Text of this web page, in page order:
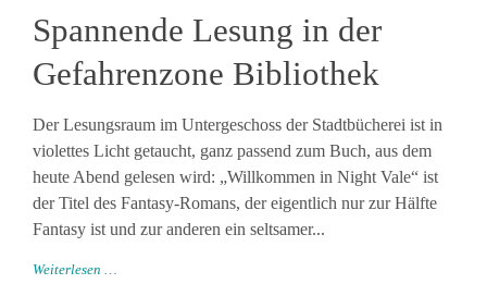
Spannende Lesung in der
Gefahrenzone Bibliothek
Der Lesungsraum im Untergeschoss der Stadtbücherei ist in
violettes Licht getaucht, ganz passend zum Buch, aus dem
heute Abend gelesen wird: „Willkommen in Night Vale“ ist
der Titel des Fantasy-Romans, der eigentlich nur zur Hälfte
Fantasy ist und zur anderen ein seltsamer...
Weiterlesen …